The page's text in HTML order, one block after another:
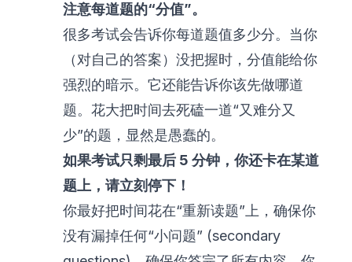
注意每道题的“分值”。
很多考试会告诉你每道题值多少分。当你
（对自己的答案）没把握时，分值能给你
强烈的暗示。它还能告诉你该先做哪道
题。花大把时间去死磕一道“又难分又
少”的题，显然是愚蠢的。
如果考试只剩最后 5 分钟，你还卡在某道
题上，请立刻停下！
你最好把时间花在“重新读题”上，确保你
没有漏掉任何“小问题” (secondary